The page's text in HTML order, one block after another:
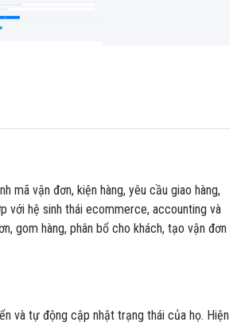
mã vận đơn, kiện hàng, yêu cầu giao hàng,
với hệ sinh thái ecommerce, accounting và
gom hàng, phân bổ cho khách, tạo vận đơn
và tự động cập nhật trạng thái của họ. Hiện